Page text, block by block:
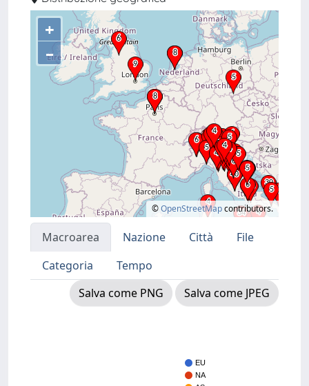
+
–
©OpenStreetMapcontributors.
Macroarea Nazione Città
File
Categoria
Tempo
Salva come PNG
Salva come JPEG
EU
NA